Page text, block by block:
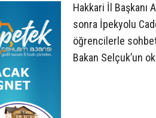
Hakkari İl Başkanı
sonra İpekyolu
öğrencilerle
Bakan Selçuk’un